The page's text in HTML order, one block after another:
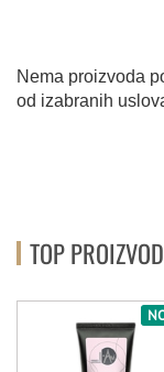
Nema proizvoda
od izabranih
TOP